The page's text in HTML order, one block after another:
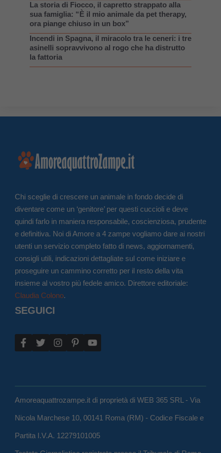
La storia di Fiocco, il capretto strappato alla
sua famiglia: “È il mio animale da pet therapy,
ora piange chiuso in un box”
Incendi in Spagna, il miracolo tra le ceneri: i tre
asinelli sopravvivono al rogo che ha distrutto
la fattoria
Chi sceglie di crescere un animale in fondo decide di
diventare come un ‘genitore’ per questi cuccioli e deve
quindi farlo in maniera responsabile, coscienziosa, prudente
e definitiva. Noi di Amore a 4 zampe vogliamo dare ai nostri
utenti un servizio completo fatto di news, aggiornamenti,
consigli utili, indicazioni dettagliate sul come iniziare e
proseguire un cammino corretto per il resto della vita
insieme al vostro più fedele amico. Direttore editoriale:
Claudia Colono.
SEGUICI
Amoreaquattrozampe.it di proprietà di WEB 365 SRL - Via
Nicola Marchese 10, 00141 Roma (RM) - Codice Fiscale e
Partita I.V.A. 12279101005